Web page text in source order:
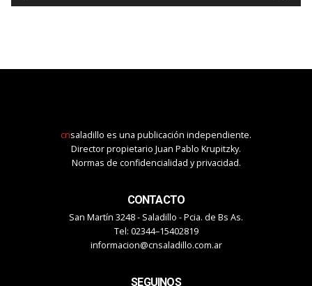
cnsaladillo es una publicación independiente.
Director propietario Juan Pablo Krupitzky.
Normas de confidencialidad y privacidad.
CONTACTO
San Martín 3248 - Saladillo - Pcia. de Bs As.
Tel: 02344–15402819
informacion@cnsaladillo.com.ar
SEGUINOS